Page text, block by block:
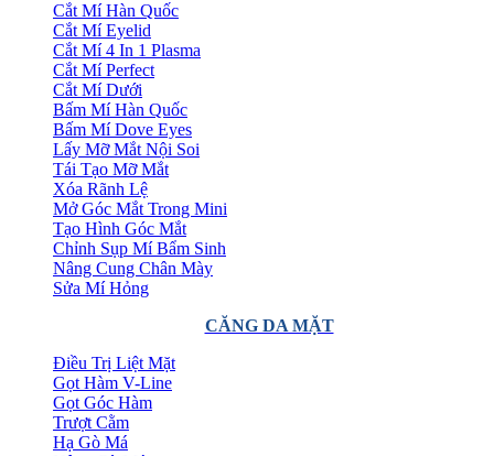
Cắt Mí Hàn Quốc
Cắt Mí Eyelid
Cắt Mí 4 In 1 Plasma
Cắt Mí Perfect
Cắt Mí Dưới
Bấm Mí Hàn Quốc
Bấm Mí Dove Eyes
Lấy Mỡ Mắt Nội Soi
Tái Tạo Mỡ Mắt
Xóa Rãnh Lệ
Mở Góc Mắt Trong Mini
Tạo Hình Góc Mắt
Chỉnh Sụp Mí Bẩm Sinh
Nâng Cung Chân Mày
Sửa Mí Hỏng
CĂNG DA MẶT
Điều Trị Liệt Mặt
Gọt Hàm V-Line
Gọt Góc Hàm
Trượt Cằm
Hạ Gò Má